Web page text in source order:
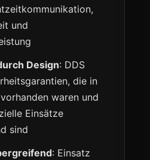
und
Design: DDS
die in
waren und
Einsätze
sind
: Einsatz